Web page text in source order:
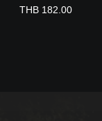
Pack
THB 182.00